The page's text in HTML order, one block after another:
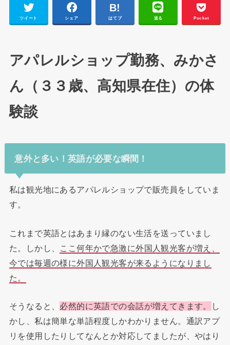
ツイート シェア はてブ 送る Pocket
アパレルショップ勤務、みかさ
ん（３３歳、高知県在住）の体
験談
意外と多い！英語が必要な瞬間！
私は観光地にあるアパレルショップで販売員をしていま
す。
これまで英語とはあまり縁のない生活を送っていまし
た。しかし、
ここ何年かで急激に外国人観光客が増え、
今では毎週の様に外国人観光客が来るようになりまし
た。
そうなると、 必然的に英語での会話が増えてきます。
し
かし、私は簡単な単語程度しかわかりません。通訳アプ
リを使用したりしてなんとか対応してましたが、やはり